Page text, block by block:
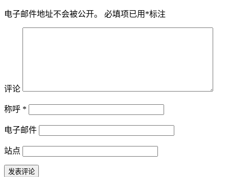
电子邮件地址不会被公开。 必填项已用 *标注
评论
称呼 *
电子邮件
站点